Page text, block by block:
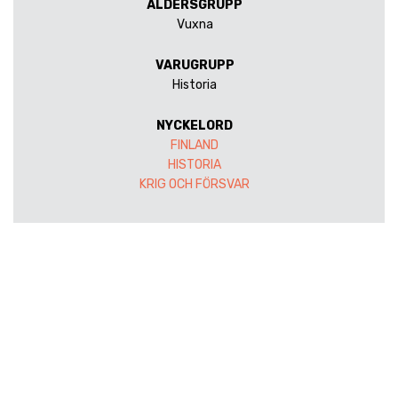
ÅLDERSGRUPP
Vuxna
VARUGRUPP
Historia
NYCKELORD
FINLAND
HISTORIA
KRIG OCH FÖRSVAR